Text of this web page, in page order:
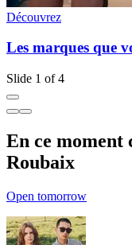
Découvrez
Les marques que
Slide 1 of 4
En ce
Roubaix
Open tomorrow